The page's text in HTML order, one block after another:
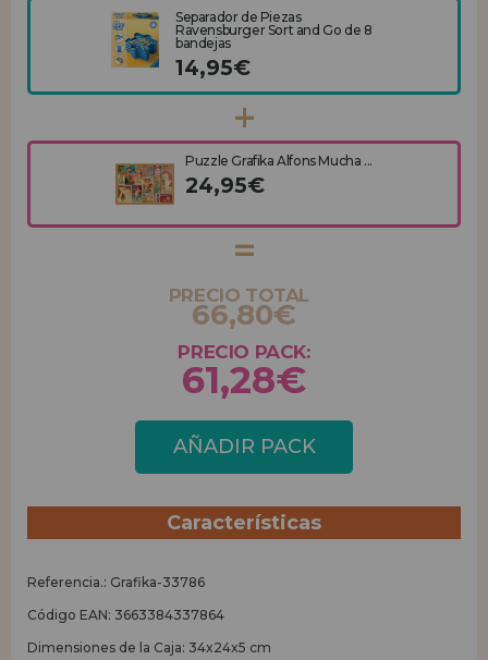
Separador de Piezas
Ravensburger Sort and Go de 8
bandejas
14,95€
Puzzle Grafika Alfons Mucha ...
24,95€
PRECIO TOTAL
66,80€
PRECIO PACK:
61,28€
AÑADIR PACK
Características
Referencia.: Grafika-33786
Código EAN: 3663384337864
Dimensiones de la Caja: 34x24x5 cm